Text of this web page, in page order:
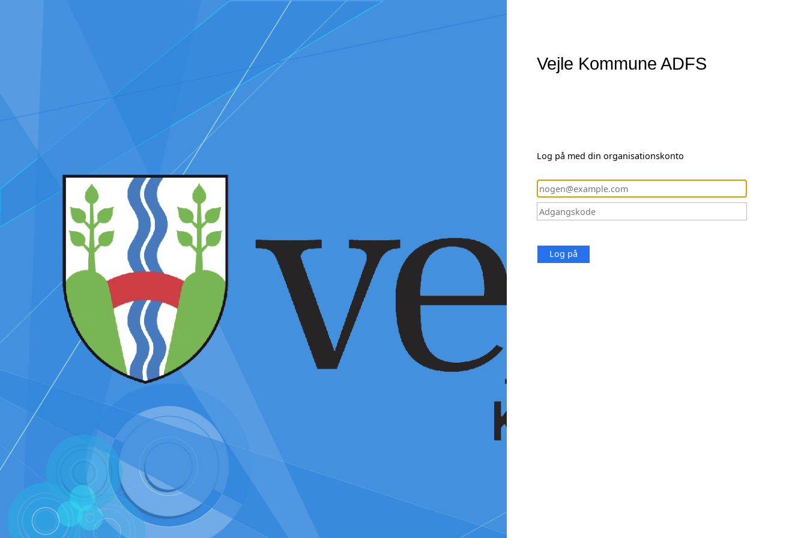
Vejle Kommune ADFS
Log på med din organisationskonto
Log på